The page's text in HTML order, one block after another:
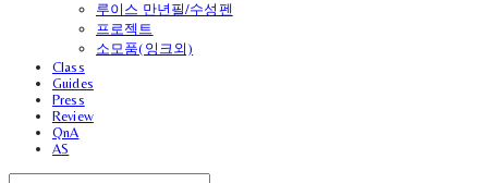
루이스 만년필/수성펜
프로젝트
소모품(잉크외)
Class
Guides
Press
Review
QnA
AS